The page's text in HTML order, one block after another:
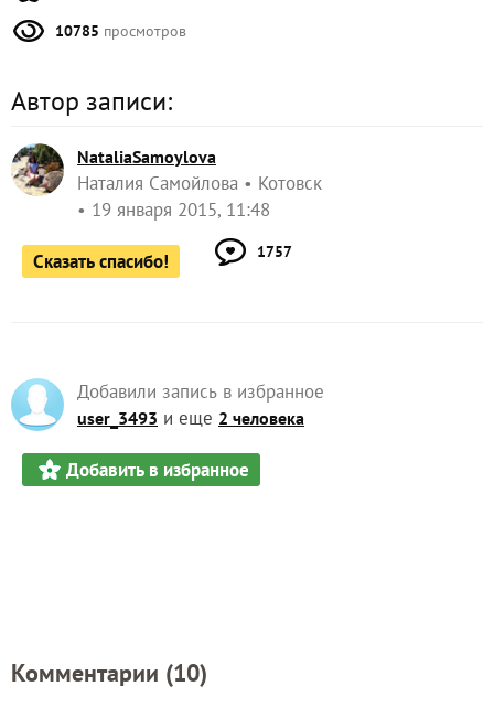
10785 просмотров
Автор записи:
NataliaSamoylova
Наталия Самойлова
Котовск
19 января 2015, 11:48
Сказать спасибо! 1757
Добавили запись в избранное
user_3493 и еще 2 человека
Добавить в избранное
Комментарии (10)